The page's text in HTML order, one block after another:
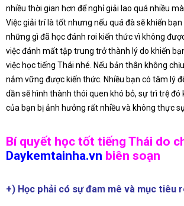
nhiều thời gian hơn để nghỉ giải lao quá nhiều
Việc giải trí là tốt nhưng nếu quá đà sẽ khiến
những gì đã học đánh rơi kiến thức vì không
việc đánh mất tập trung trở thành lý do khiến
việc học tiếng Thái nhé. Nếu bản thân không
nắm vững được kiến thức. Nhiều bạn có tâm lý
dần sẽ hình thành thói quen khó bỏ, sự trì trệ đó
của bạn bị ảnh hưởng rất nhiều và không thực
Bí quyết học tốt tiếng Thái do
Daykemtainha.vn biên soạn
+) Học phải có sự đam mê và mục tiêu